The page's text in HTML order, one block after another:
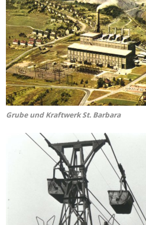
Grube und Kraftwerk St. Barbara